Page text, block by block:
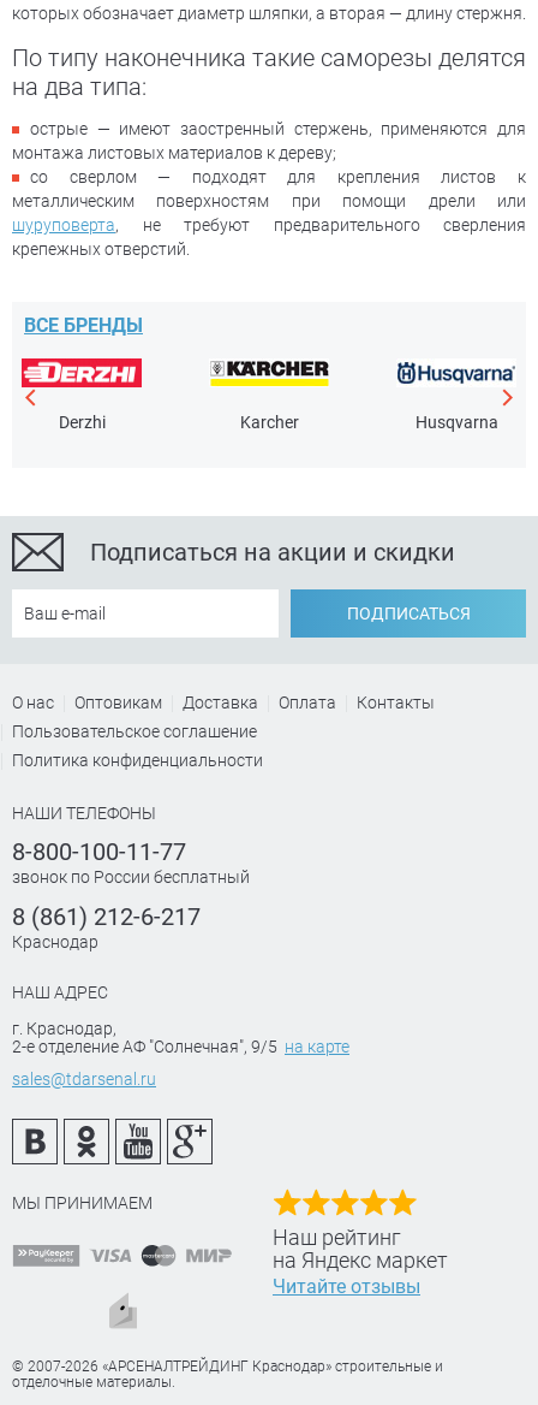
которых обозначает диаметр шляпки, а вторая — длину стержня.
По типу наконечника такие саморезы делятся
на два типа:
острые — имеют заостренный стержень, применяются для
монтажа листовых материалов к дереву;
со сверлом — подходят для крепления листов к
металлическим поверхностям при помощи дрели или
шуруповерта, не требуют предварительного сверления
крепежных отверстий.
ВСЕ БРЕНДЫ
Derzhi Karcher Husqvarna
Подписаться на акции и скидки
ПОДПИСАТЬСЯ
О нас Оптовикам Доставка Оплата
Контакты
Пользовательское соглашение
Политика конфиденциальности
НАШИ ТЕЛЕФОНЫ
8-800-100-11-77
звонок по России бесплатный
8 (861) 212-6-217
Краснодар
НАШ АДРЕС
г. Краснодар,
2-е отделение АФ "Солнечная", 9/5 на карте
sales@tdarsenal.ru
МЫ ПРИНИМАЕМ
Наш рейтинг
на Яндекс маркет
Читайте отзывы
© 2007-2026 «АРСЕНАЛТРЕЙДИНГ Краснодар» строительные и
отделочные материалы.